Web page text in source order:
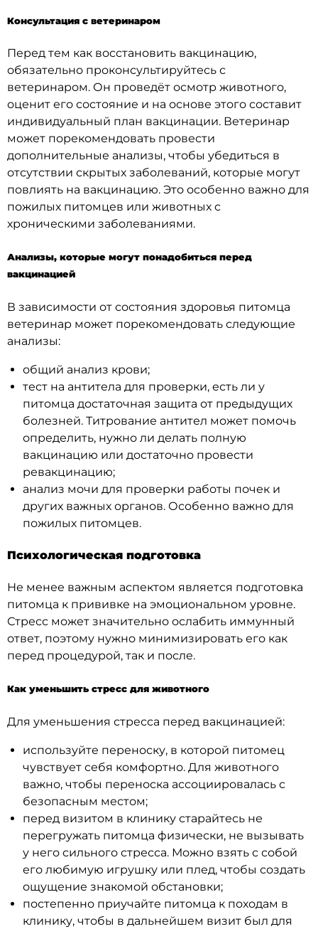
Консультация с ветеринаром
Перед тем как восстановить вакцинацию,
обязательно проконсультируйтесь с
ветеринаром. Он проведёт осмотр животного,
оценит его состояние и на основе этого составит
индивидуальный план вакцинации. Ветеринар
может порекомендовать провести
дополнительные анализы, чтобы убедиться в
отсутствии скрытых заболеваний, которые могут
повлиять на вакцинацию. Это особенно важно для
пожилых питомцев или животных с
хроническими заболеваниями.
Анализы, которые могут понадобиться перед
вакцинацией
В зависимости от состояния здоровья питомца
ветеринар может порекомендовать следующие
анализы:
общий анализ крови;
тест на антитела для проверки, есть ли у
питомца достаточная защита от предыдущих
болезней. Титрование антител может помочь
определить, нужно ли делать полную
вакцинацию или достаточно провести
ревакцинацию;
анализ мочи для проверки работы почек и
других важных органов. Особенно важно для
пожилых питомцев.
Психологическая подготовка
Не менее важным аспектом является подготовка
питомца к прививке на эмоциональном уровне.
Стресс может значительно ослабить иммунный
ответ, поэтому нужно минимизировать его как
перед процедурой, так и после.
Как уменьшить стресс для животного
Для уменьшения стресса перед вакцинацией:
используйте переноску, в которой питомец
чувствует себя комфортно. Для животного
важно, чтобы переноска ассоциировалась с
безопасным местом;
перед визитом в клинику старайтесь не
перегружать питомца физически, не вызывать
у него сильного стресса. Можно взять с собой
его любимую игрушку или плед, чтобы создать
ощущение знакомой обстановки;
постепенно приучайте питомца к походам в
клинику, чтобы в дальнейшем визит был для